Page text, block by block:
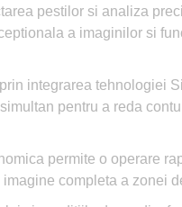
pestilor si analiza
a imaginilor si
integrarea tehnologiei
pentru a reda
permite o operare
completa a zonei